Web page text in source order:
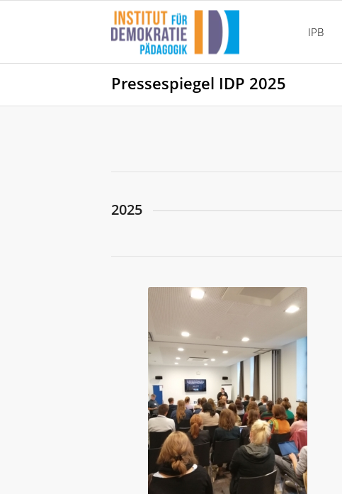
IPB
Pressespiegel IDP 2025
2025